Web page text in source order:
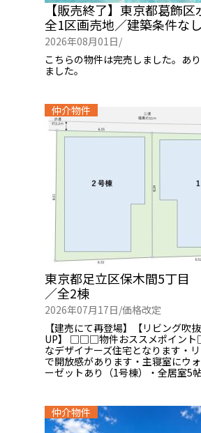
【販売終了】東京都葛飾
全1区画売地／建築条件なし
2026年08月01日/
こちらの物件は完売しました。あ
ました。
仲介物件
東京都足立区保木間5丁目
／全2棟
2026年07月17日/価格改定
【建売にて再登場】【リビング吹
UP】 □□□物件おススメポイン
なデザイナーズ住宅となります・
で開放感があります・主寝室にウ
ーゼットあり（1号棟）・全居室5
仲介物件